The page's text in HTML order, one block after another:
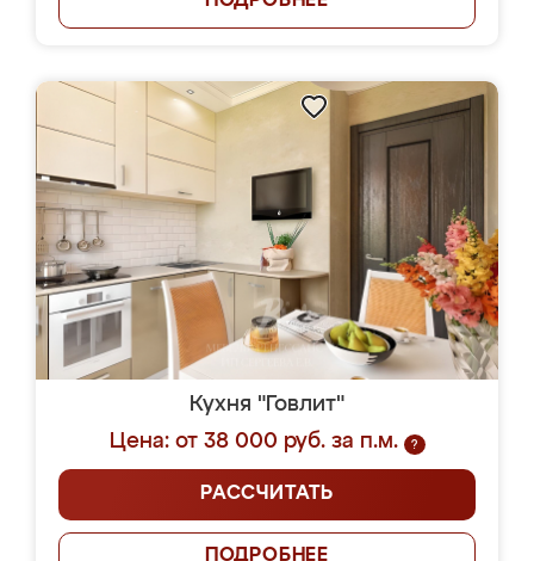
Кухня "Говлит"
Цена: от 38 000 руб. за п.м.
?
РАССЧИТАТЬ
ПОДРОБНЕЕ